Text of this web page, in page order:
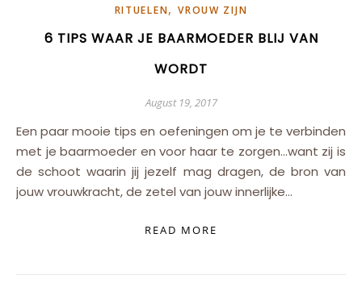
RITUELEN,VROUW ZIJN
6 TIPS WAAR JE BAARMOEDER BLIJ VAN
WORDT
August 19, 2017
Een paar mooie tips en oefeningen om je te verbinden
met je baarmoeder en voor haar te zorgen…want zij is
de schoot waarin jij jezelf mag dragen, de bron van
jouw vrouwkracht, de zetel van jouw innerlijke…
READ MORE